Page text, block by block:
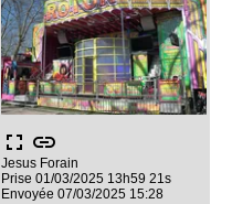
fullscreen link
Jesus Forain
Prise 01/03/2025 13h59 21s
Envoyée 07/03/2025 15:28